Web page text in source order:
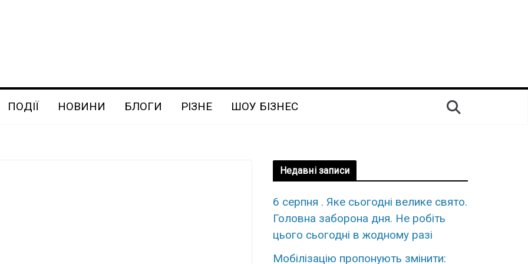
ПОДІЇ НОВИНИ БЛОГИ РІЗНЕ ШОУ БІЗНЕС
Недавні записи
6 серпня . Яке сьогодні велике свято.
Головна заборона дня. Не робіть
цього сьогодні в жодному разі
Мобілізацію пропонують змінити: